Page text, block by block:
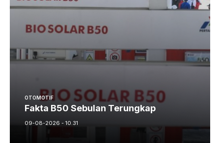
OTOMOTIF
Fakta B50 Sebulan Terungkap
09-08-2026 - 10.31